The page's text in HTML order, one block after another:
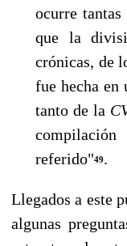
ocurre
que la
crónicas, de
fue hecha en
tanto de la
referido"49.
Llegados a este
algunas